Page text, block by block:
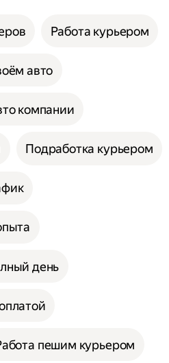
Работа курьером
авто
компании
Подработка курьером
день
пешим курьером